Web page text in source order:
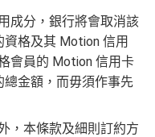
成分，銀行將會取消該
格及其 Motion 信用
會員的 Motion 信用卡
總金額，而毋須作事先
，本條款及細則訂約方